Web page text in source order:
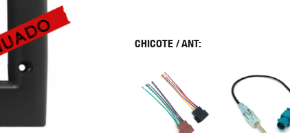
CHICOTE / ANT: